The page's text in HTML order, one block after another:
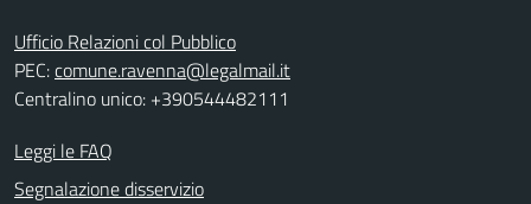
Ufficio Relazioni col Pubblico
PEC:comune.ravenna@legalmail.it
Centralino unico: +390544482111
Leggi le FAQ
Segnalazione disservizio